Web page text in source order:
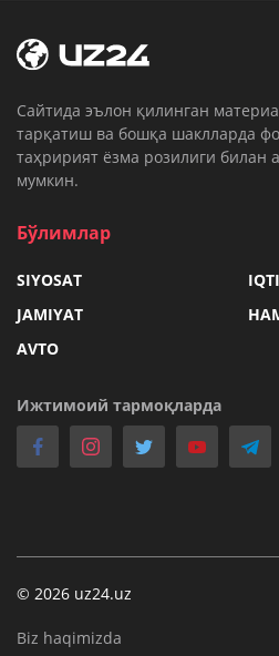
Cайтида эълон қилинган
тарқатиш ва бошқа шаклларда
таҳририят ёзма розилиги
мумкин.
Бўлимлар
SIYOSAT
JAMIYAT
AVTO
Ижтимоий тармоқларда
© 2026 uz24.uz
Biz haqimizda